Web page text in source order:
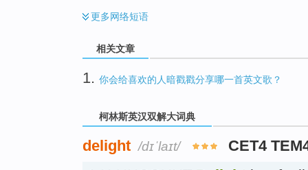
更多网络短语
相关文章
1. 你会给喜欢的人暗戳戳分享哪一首英文歌？
柯林斯英汉双解大词典
delight /dɪˈlaɪt/ CET4